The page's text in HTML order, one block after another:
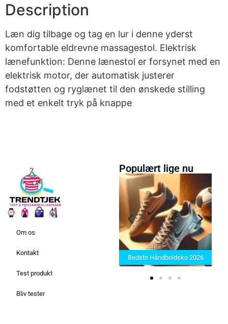
Description
Læn dig tilbage og tag en lur i denne yderst
komfortable eldrevne massagestol. Elektrisk
lænefunktion: Denne lænestol er forsynet med en
elektrisk motor, der automatisk justerer
fodstøtten og ryglænet til den ønskede stilling
med et enkelt tryk på knappe
Om os
Kontakt
Test produkt
Bliv tester
Populært lige nu
Bedste Saunatæppe 2025 –
Find de bedste produkter her!
Bedste Håndboldsko 2026